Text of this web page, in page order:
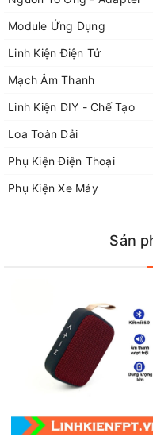
Hỗ trợ cổng
Có điều khiển tử
Module Ứng Dụng
Linh Kiện Điện Tử
Mạch Âm Thanh
Linh Kiện DIY - Chế Tạo
Loa Toàn Dải
Phụ Kiện Điện Thoại
Phụ Kiện Xe Máy
Sản